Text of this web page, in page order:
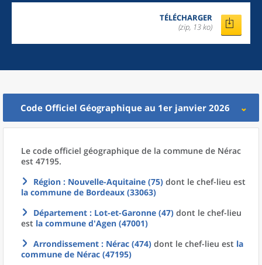
TÉLÉCHARGER
(zip, 13 ko)
Code Officiel Géographique au 1er janvier 2026
Le code officiel géographique de la commune de Nérac
est 47195.
Région : Nouvelle-Aquitaine (75) dont le chef-lieu est
la commune de Bordeaux (33063)
Département : Lot-et-Garonne (47) dont le chef-lieu
est la commune d'Agen (47001)
Arrondissement : Nérac (474) dont le chef-lieu est la
commune de Nérac (47195)